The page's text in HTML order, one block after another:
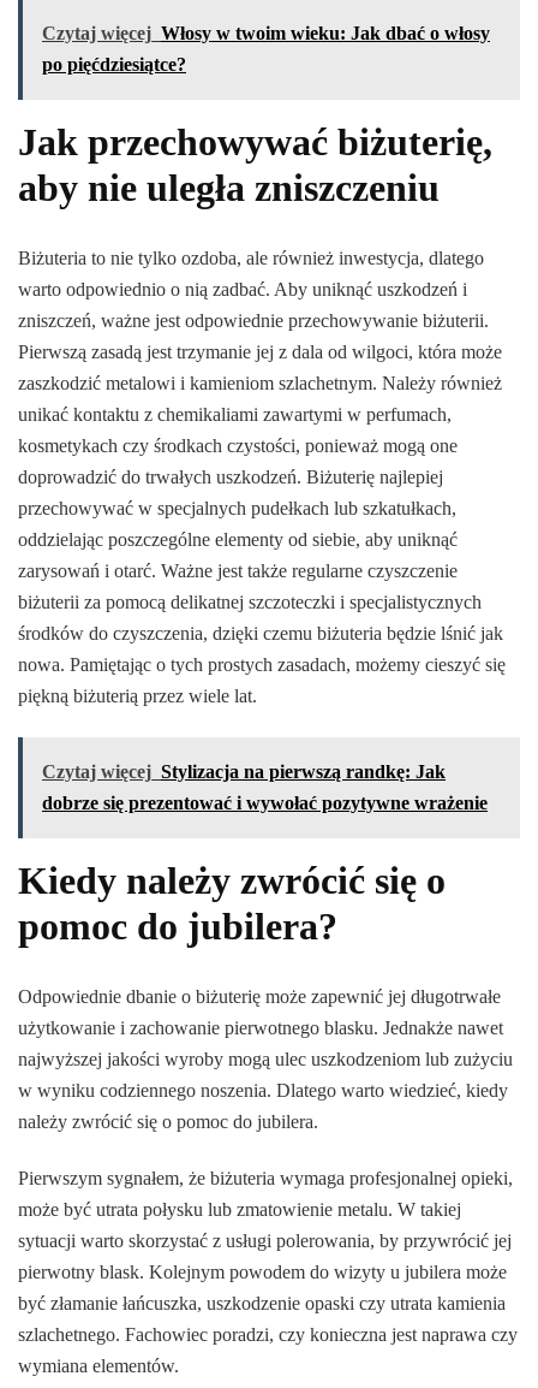
Czytaj więcej Włosy w twoim wieku: Jak dbać o włosy
po pięćdziesiątce?
Jak przechowywać biżuterię,
aby nie uległa zniszczeniu
Biżuteria to nie tylko ozdoba, ale również inwestycja, dlatego
warto odpowiednio o nią zadbać. Aby uniknąć uszkodzeń i
zniszczeń, ważne jest odpowiednie przechowywanie biżuterii.
Pierwszą zasadą jest trzymanie jej z dala od wilgoci, która może
zaszkodzić metalowi i kamieniom szlachetnym. Należy również
unikać kontaktu z chemikaliami zawartymi w perfumach,
kosmetykach czy środkach czystości, ponieważ mogą one
doprowadzić do trwałych uszkodzeń. Biżuterię najlepiej
przechowywać w specjalnych pudełkach lub szkatułkach,
oddzielając poszczególne elementy od siebie, aby uniknąć
zarysowań i otarć. Ważne jest także regularne czyszczenie
biżuterii za pomocą delikatnej szczoteczki i specjalistycznych
środków do czyszczenia, dzięki czemu biżuteria będzie lśnić jak
nowa. Pamiętając o tych prostych zasadach, możemy cieszyć się
piękną biżuterią przez wiele lat.
Czytaj więcej Stylizacja na pierwszą randkę: Jak
dobrze się prezentować i wywołać pozytywne wrażenie
Kiedy należy zwrócić się o
pomoc do jubilera?
Odpowiednie dbanie o biżuterię może zapewnić jej długotrwałe
użytkowanie i zachowanie pierwotnego blasku. Jednakże nawet
najwyższej jakości wyroby mogą ulec uszkodzeniom lub zużyciu
w wyniku codziennego noszenia. Dlatego warto wiedzieć, kiedy
należy zwrócić się o pomoc do jubilera.
Pierwszym sygnałem, że biżuteria wymaga profesjonalnej opieki,
może być utrata połysku lub zmatowienie metalu. W takiej
sytuacji warto skorzystać z usługi polerowania, by przywrócić jej
pierwotny blask. Kolejnym powodem do wizyty u jubilera może
być złamanie łańcuszka, uszkodzenie opaski czy utrata kamienia
szlachetnego. Fachowiec poradzi, czy konieczna jest naprawa czy
wymiana elementów.